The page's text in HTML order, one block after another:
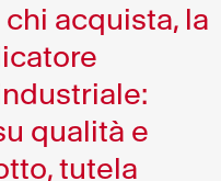
acquista, la
qualità e
tutela